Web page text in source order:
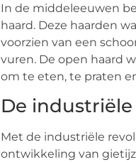
In de middeleeuwen
haard. Deze haarden
voorzien van een
vuren. De open haard
om te eten, te praten
De
Met de industriële
ontwikkeling van